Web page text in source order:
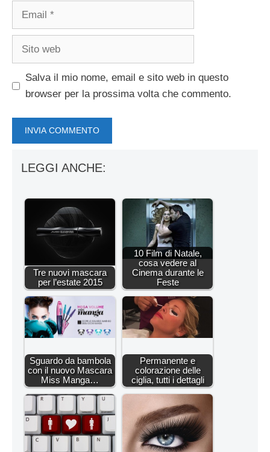
Email
Sito
Salva il mio nome, email e sito web in questo
browser per la prossima volta che commento.
LEGGI ANCHE:
Tre nuovi mascara
per l’estate 2015
10 Film di Natale,
cosa vedere al
Cinema durante le
Feste
Sguardo da bambola
con il nuovo Mascara
Miss Manga…
Permanente e
colorazione delle
ciglia, tutti i dettagli